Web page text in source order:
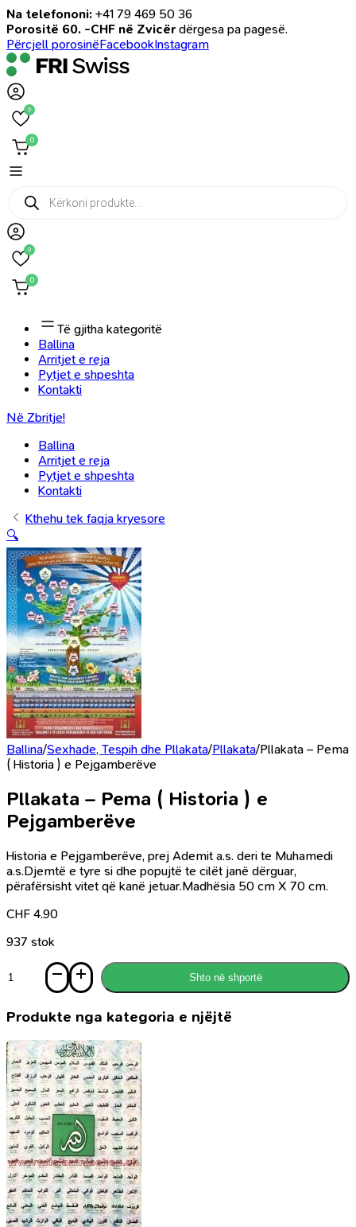
Na telefononi: +41 79 469 50 36
Porositë 60. -CHF në Zvicër dërgesa pa pagesë.
Përcjell porosinëFacebookInstagram
0
0
Products
search
0
0
Të gjitha kategoritë
Ballina
Arritjet e reja
Pytjet e shpeshta
Kontakti
Në Zbritje!
Ballina
Arritjet e reja
Pytjet e shpeshta
Kontakti
Kthehu tek faqja kryesore
🔍
Ballina/Sexhade, Tespih dhe Pllakata/Pllakata/Pllakata – Pema
( Historia ) e Pejgamberëve
Pllakata – Pema ( Historia ) e
Pejgamberëve
Historia e Pejgamberëve, prej Ademit a.s. deri te Muhamedi
a.s.Djemtë e tyre si dhe popujtë te cilët janë dërguar,
përafërsisht vitet që kanë jetuar.Madhësia 50 cm X 70 cm.
CHF 4.90
937 stok
Pllakata
Pema
Historia
)
e
Pejgamberëve
Shto në shportë
Produkte nga kategoria e njëjtë